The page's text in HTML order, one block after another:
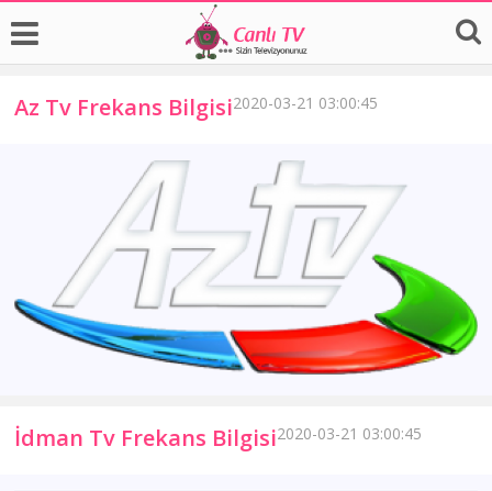
Az Tv Frekans Bilgisi2020-03-21 03:00:45
İdman Tv Frekans Bilgisi2020-03-21 03:00:45